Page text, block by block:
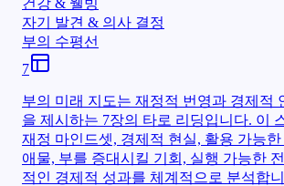
자기 발견 & 의사 결정
부의 수평선
7
부의 미래 지도는 재정적 번영과 경제적
을 제시하는 7장의 타로 리딩입니다. 이
재정 마인드셋, 경제적 현실, 활용 가능
애물, 부를 증대시킬 기회, 실행 가능한
적인 경제적 성과를 체계적으로 분석합